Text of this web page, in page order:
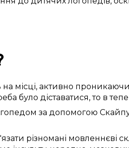
на місці, активно
було діставатися, то в
за допомогою
різномані мовленнєві